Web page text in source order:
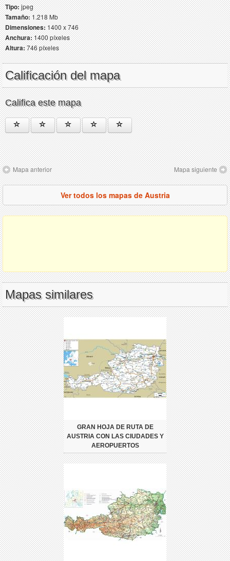
Tipo:jpeg
Tamaño:1.218 Mb
Dimensiones:1400 x 746
Anchura:1400 píxeles
Altura:746 píxeles
Calificación del mapa
Califica este mapa
Mapa anterior Mapa siguiente
Ver todos los mapas de Austria
Mapas similares
GRAN HOJA DE RUTA DE
AUSTRIA CON LAS CIUDADES Y
AEROPUERTOS